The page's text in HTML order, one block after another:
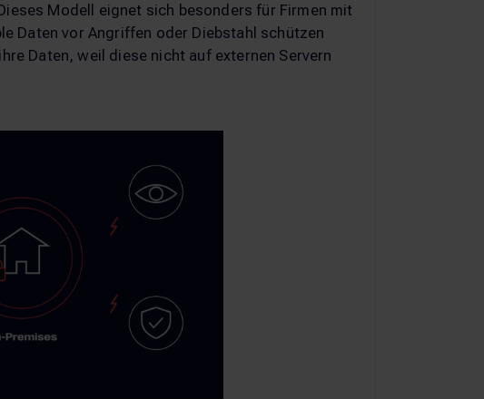
Modell eignet sich besonders für Firmen mit
Daten vor Angriffen oder Diebstahl schützen
Daten, weil diese nicht auf externen Servern